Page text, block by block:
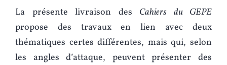
La présente livraison des Cahiers du GEPE
propose des travaux en lien avec deux
thématiques certes différentes, mais qui, selon
les angles d’attaque, peuvent présenter des